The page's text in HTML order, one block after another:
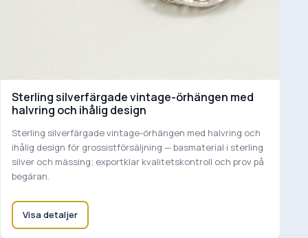
Sterling silverfärgade vintage-örhängen med
halvring och ihålig design
Sterling silverfärgade vintage-örhängen med halvring och
ihålig design för grossistförsäljning — basmaterial i sterling
silver och mässing; exportklar kvalitetskontroll och prov på
begäran.
Visa detaljer